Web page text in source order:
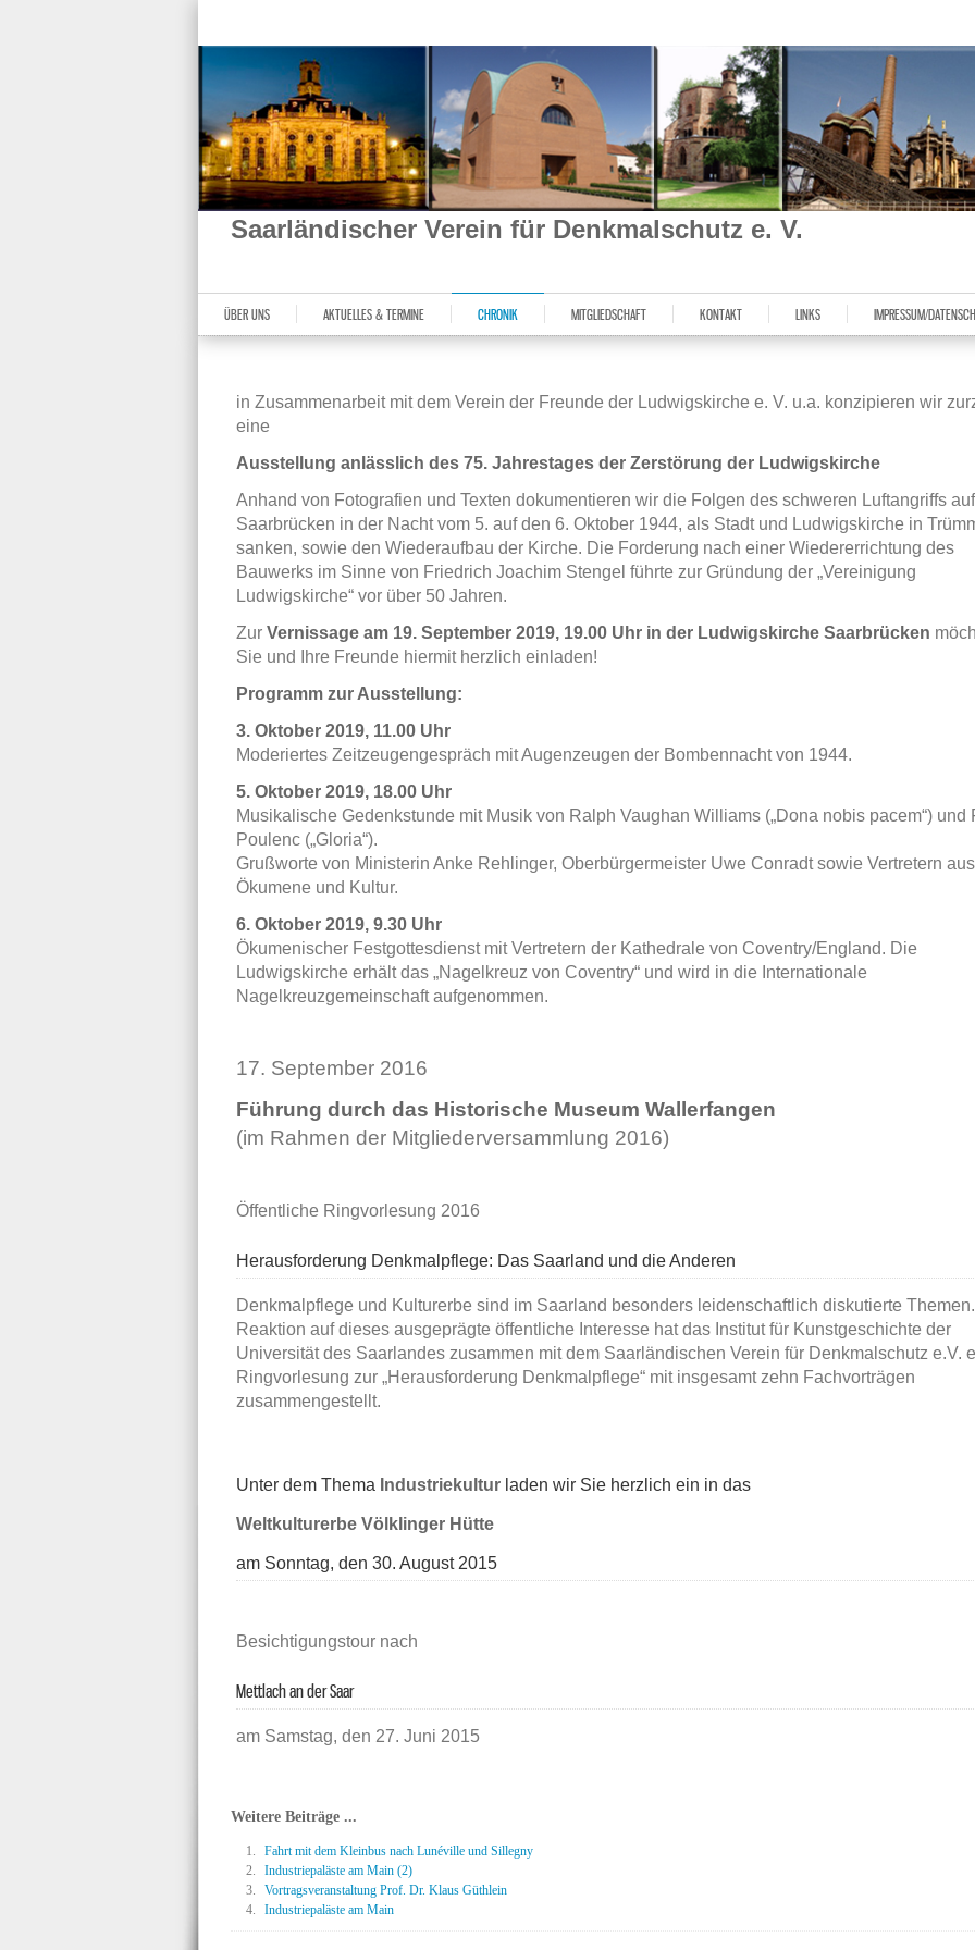
Saarländischer Verein für Denkmalschutz e. V.
ÜBER UNS AKTUELLES & TERMINE CHRONIK MITGLIEDSCHAFT KONTAKT LINKS IMPRESSUM/
in Zusammenarbeit mit dem Verein der Freunde der Ludwigskirche e. V. u.a. konzipieren wir
eine
Ausstellung anlässlich des 75. Jahrestages der Zerstörung der Ludwigskirche
Anhand von Fotografien und Texten dokumentieren wir die Folgen des schweren Luftangriffs auf
Saarbrücken in der Nacht vom 5. auf den 6. Oktober 1944, als Stadt und Ludwigskirche in
sanken, sowie den Wiederaufbau der Kirche. Die Forderung nach einer Wiedererrichtung des
Bauwerks im Sinne von Friedrich Joachim Stengel führte zur Gründung der „Vereinigung
Ludwigskirche“ vor über 50 Jahren.
Zur Vernissage am 19. September 2019, 19.00 Uhr in der Ludwigskirche Saarbrücken
Sie und Ihre Freunde hiermit herzlich einladen!
Programm zur Ausstellung:
3. Oktober 2019, 11.00 Uhr
Moderiertes Zeitzeugengespräch mit Augenzeugen der Bombennacht von 1944.
5. Oktober 2019, 18.00 Uhr
Musikalische Gedenkstunde mit Musik von Ralph Vaughan Williams („Dona nobis pacem“) und
Poulenc („Gloria“).
Grußworte von Ministerin Anke Rehlinger, Oberbürgermeister Uwe Conradt sowie Vertretern aus
Ökumene und Kultur.
6. Oktober 2019, 9.30 Uhr
Ökumenischer Festgottesdienst mit Vertretern der Kathedrale von Coventry/England. Die
Ludwigskirche erhält das „Nagelkreuz von Coventry“ und wird in die Internationale
Nagelkreuzgemeinschaft aufgenommen.
17. September 2016
Führung durch das Historische Museum Wallerfangen
(im Rahmen der Mitgliederversammlung 2016)
Öffentliche Ringvorlesung 2016
Herausforderung Denkmalpflege: Das Saarland und die Anderen
Denkmalpflege und Kulturerbe sind im Saarland besonders leidenschaftlich diskutierte
Reaktion auf dieses ausgeprägte öffentliche Interesse hat das Institut für Kunstgeschichte der
Universität des Saarlandes zusammen mit dem Saarländischen Verein für Denkmalschutz e.V.
Ringvorlesung zur „Herausforderung Denkmalpflege“ mit insgesamt zehn Fachvorträgen
zusammengestellt.
Unter dem Thema Industriekultur laden wir Sie herzlich ein in das
Weltkulturerbe Völklinger Hütte
am Sonntag, den 30. August 2015
Besichtigungstour nach
Mettlach an der Saar
am Samstag, den 27. Juni 2015
Weitere Beiträge ...
Fahrt mit dem Kleinbus nach Lunéville und Sillegny
Industriepaläste am Main (2)
Vortragsveranstaltung Prof. Dr. Klaus Güthlein
Industriepaläste am Main